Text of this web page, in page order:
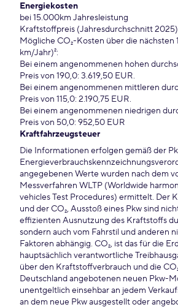
Energiekosten
bei 15.000km Jahresleistung
Kraftstoffpreis (Jahresdurchschnitt 2025)
Mögliche CO₂-Kosten über die nächsten
km/Jahr)²:
Bei einem angenommenen hohen
Preis von 190,0: 3.619,50 EUR.
Bei einem angenommenen mittleren
Preis von 115,0: 2.190,75 EUR.
Bei einem angenommenen niedrigen
Preis von 50,0: 952,50 EUR
Kraftfahrzeugsteuer
Die Informationen erfolgen gemäß der
angegebenen Werte wurden nach dem
Messverfahren WLTP (Worldwide
vehicles Test Procedures) ermittelt. Der
und der CO₂, Ausstoß eines Pkw sind
effizienten Ausnutzung des Kraftstoffs
sondern auch vom Fahrstil und anderen
Faktoren abhängig. CO₂, ist das für die
hauptsächlich verantwortliche
über den Kraftstoffverbrauch und die
Deutschland angebotenen neuen Pkw-
unentgeltlich einsehbar an jedem
an dem neue Pkw ausgestellt oder